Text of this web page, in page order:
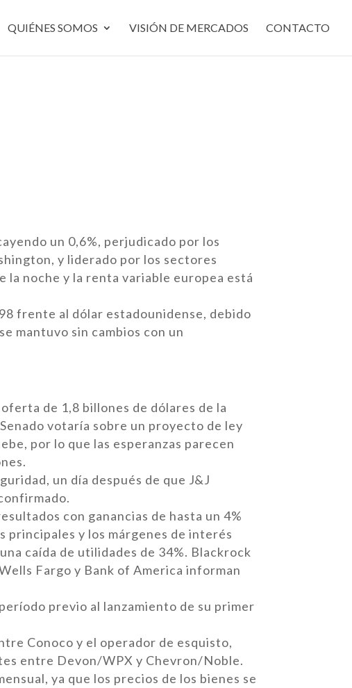
QUIÉNES SOMOS VISIÓN DE MERCADOS CONTACTO
un 0,6%, perjudicado por los
y liderado por los sectores
la noche y la renta variable europea está
frente al dólar estadounidense, debido
mantuvo sin cambios con un
de 1,8 billones de dólares de la
votaría sobre un proyecto de ley
por lo que las esperanzas parecen
un día después de que J&J
con ganancias de hasta un 4%
principales y los márgenes de interés
caída de utilidades de 34%. Blackrock
Fargo y Bank of America informan
previo al lanzamiento de su primer
Conoco y el operador de esquisto,
entre Devon/WPX y Chevron/Noble.
ya que los precios de los bienes se